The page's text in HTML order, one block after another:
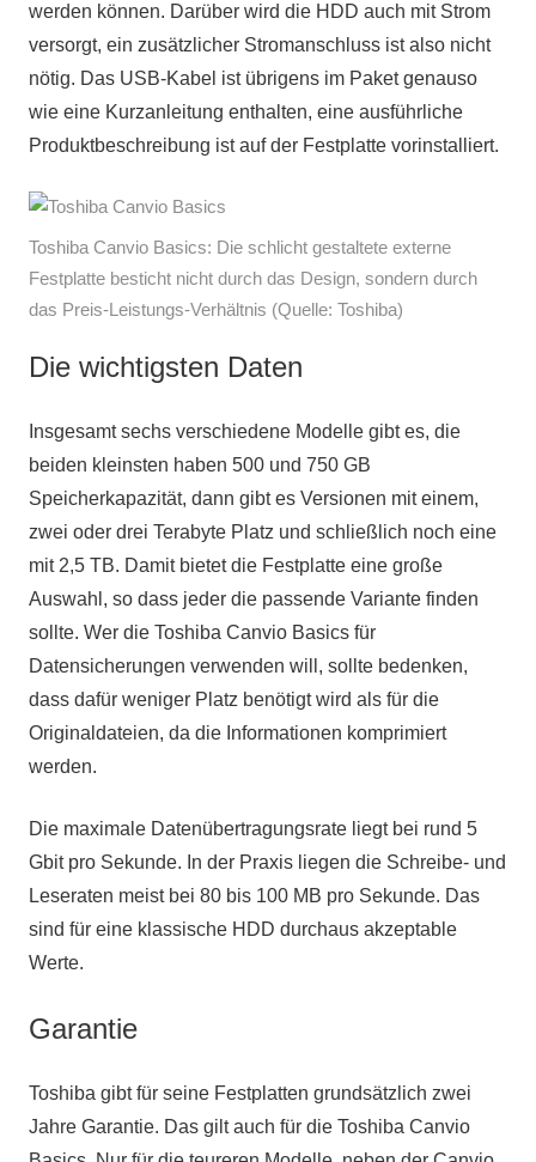
werden können. Darüber wird die HDD auch mit Strom
versorgt, ein zusätzlicher Stromanschluss ist also nicht
nötig. Das USB-Kabel ist übrigens im Paket genauso
wie eine Kurzanleitung enthalten, eine ausführliche
Produktbeschreibung ist auf der Festplatte vorinstalliert.
Toshiba Canvio Basics: Die schlicht gestaltete externe
Festplatte besticht nicht durch das Design, sondern durch
das Preis-Leistungs-Verhältnis (Quelle: Toshiba)
Die wichtigsten Daten
Insgesamt sechs verschiedene Modelle gibt es, die
beiden kleinsten haben 500 und 750 GB
Speicherkapazität, dann gibt es Versionen mit einem,
zwei oder drei Terabyte Platz und schließlich noch eine
mit 2,5 TB. Damit bietet die Festplatte eine große
Auswahl, so dass jeder die passende Variante finden
sollte. Wer die Toshiba Canvio Basics für
Datensicherungen verwenden will, sollte bedenken,
dass dafür weniger Platz benötigt wird als für die
Originaldateien, da die Informationen komprimiert
werden.
Die maximale Datenübertragungsrate liegt bei rund 5
Gbit pro Sekunde. In der Praxis liegen die Schreibe- und
Leseraten meist bei 80 bis 100 MB pro Sekunde. Das
sind für eine klassische HDD durchaus akzeptable
Werte.
Garantie
Toshiba gibt für seine Festplatten grundsätzlich zwei
Jahre Garantie. Das gilt auch für die Toshiba Canvio